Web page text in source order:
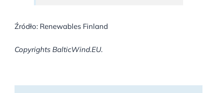
Źródło: Renewables Finland
Copyrights BalticWind.EU.